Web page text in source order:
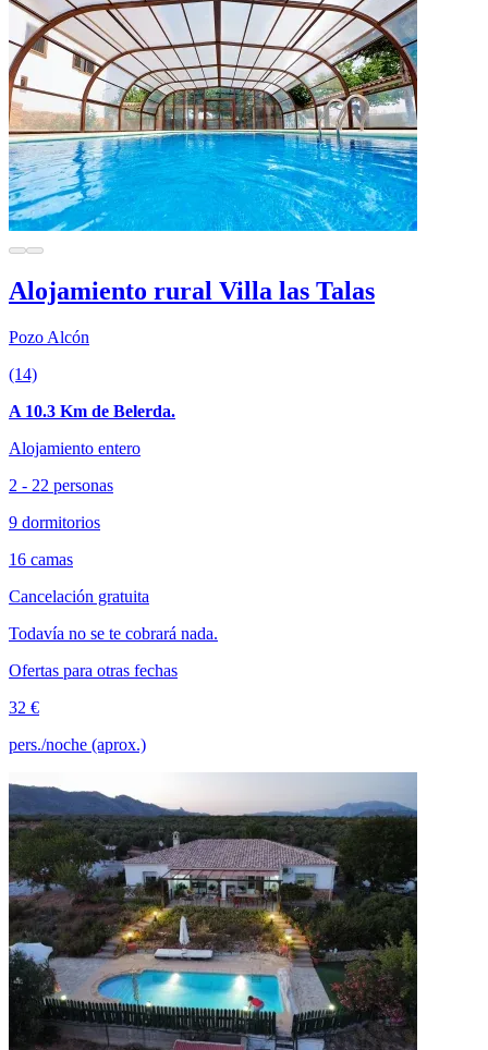
Alojamiento rural Villa las Talas
Pozo Alcón
(14)
A 10.3 Km de Belerda.
Alojamiento entero
2 - 22 personas
9 dormitorios
16 camas
Cancelación gratuita
Todavía no se te cobrará nada.
Ofertas para otras fechas
32 €
pers./noche (aprox.)